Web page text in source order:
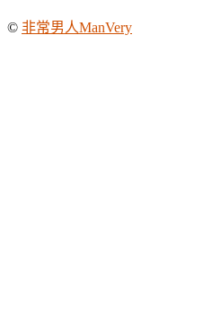
© 非常男人ManVery